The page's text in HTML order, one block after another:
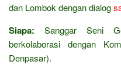
dan Lombok dengan dialog
Siapa: Sanggar Seni
berkolaborasi dengan
Denpasar).